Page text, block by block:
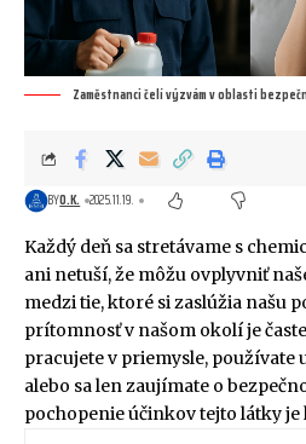
Zaměstnanci čelí výzvám v oblasti
BYO.K. 2025.11.19.
Každý deň sa stretávame s
ani netuší, že môžu ovplyvniť
medzi tie, ktoré si zaslúžia našu
prítomnosť v našom okolí je
pracujete v priemysle, používate
alebo sa len zaujímate o
pochopenie účinkov tejto látky je